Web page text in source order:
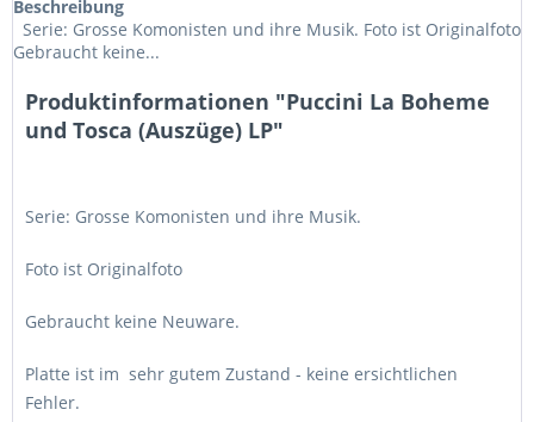
Beschreibung
Serie: Grosse Komonisten und ihre Musik. Foto ist Originalfoto
Gebraucht keine...
Produktinformationen "Puccini La Boheme
und Tosca (Auszüge) LP"
Serie: Grosse Komonisten und ihre Musik.
Foto ist Originalfoto
Gebraucht keine Neuware.
Platte ist im sehr gutem Zustand - keine ersichtlichen
Fehler.